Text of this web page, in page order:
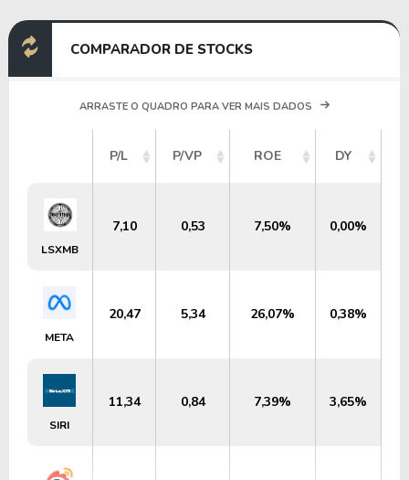
COMPARADOR DE STOCKS
ARRASTE O QUADRO PARA VER MAIS DADOS
P/L P/VP ROE DY
LSXMB
7,10 0,53 7,50% 0,00%
META
20,47 5,34 26,07% 0,38%
SIRI
11,34 0,84 7,39% 3,65%